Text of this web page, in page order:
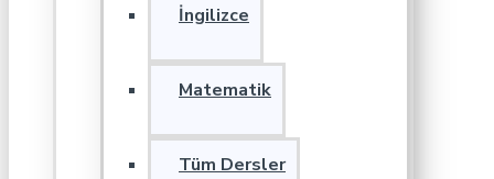
İngilizce
Matematik
Tüm Dersler